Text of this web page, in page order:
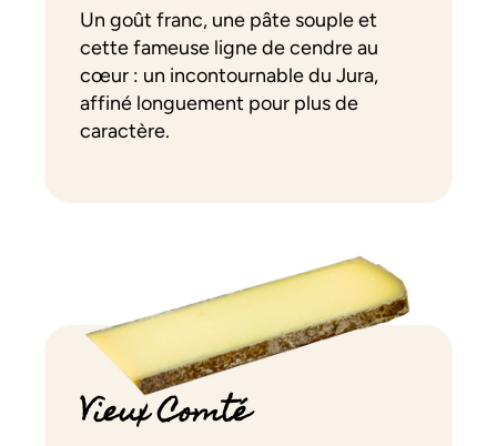
Un goût franc, une pâte souple et
cette fameuse ligne de cendre au
cœur : un incontournable du Jura,
affiné longuement pour plus de
caractère.
Vieux Comté